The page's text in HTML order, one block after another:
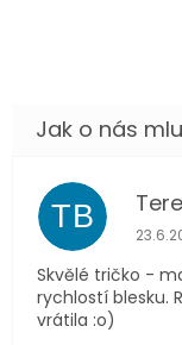
TB
Skvělé tričko -
rychlostí blesku.
vrátila :o)